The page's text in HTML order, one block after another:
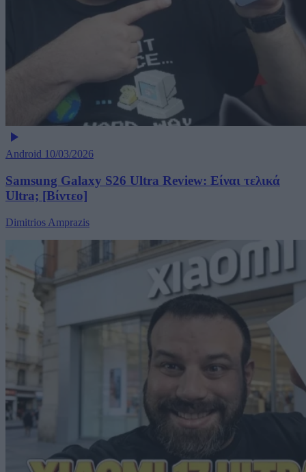
Android 10/03/2026
Samsung Galaxy S26 Ultra Review: Είναι τελικά
Ultra; [Βίντεο]
Dimitrios Amprazis